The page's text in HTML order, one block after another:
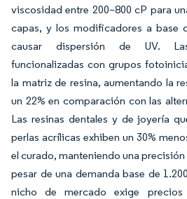
viscosidad entre 200–800 cP para
capas, y los modificadores a base
causar dispersión de UV.
funcionalizadas con grupos
la matriz de resina, aumentando la
un 22% en comparación con las
Las resinas dentales y de joyería
perlas acrílicas exhiben un 30%
el curado, manteniendo una
pesar de una demanda base de
nicho de mercado exige